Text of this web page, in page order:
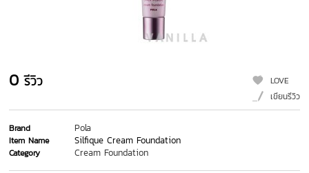
0 รีวิว
LOVE
เขียนรีวิว
Brand Pola
Item Name Silfique Cream Foundation
Category Cream Foundation